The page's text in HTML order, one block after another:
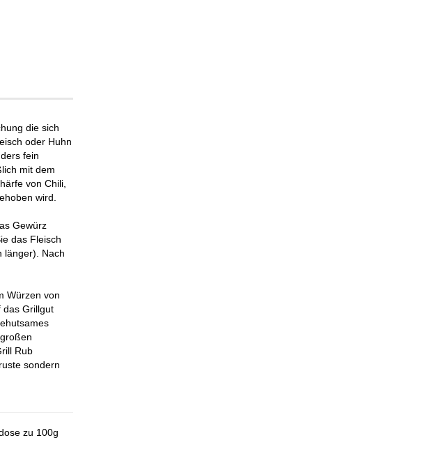
die sich
oder Huhn
fein
mit dem
von Chili,
wird.
Gewürz
das Fleisch
länger). Nach
Würzen von
das Grillgut
Rub
sondern
zu 100g